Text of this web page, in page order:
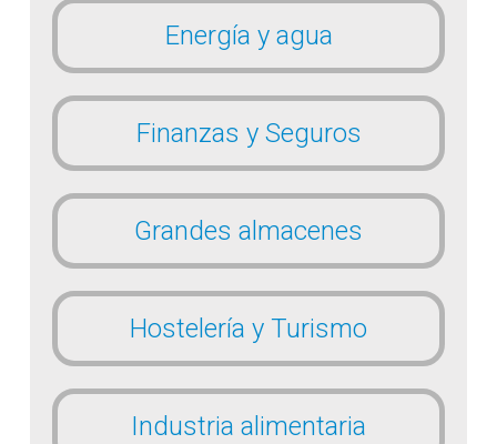
Energía y agua
Finanzas y Seguros
Grandes almacenes
Hostelería y Turismo
Industria alimentaria